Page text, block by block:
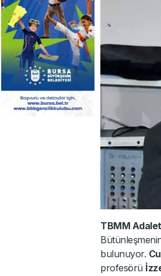
TBMM
bulunuyor.
profesörü